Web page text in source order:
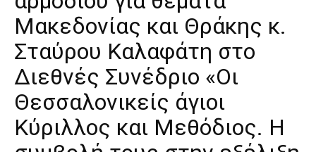
Μακεδονίας και Θράκης κ.
Σταύρου Καλαφάτη στο
Διεθνές Συνέδριο «Οι
Θεσσαλονικείς άγιοι
Κύριλλος και Μεθόδιος. Η